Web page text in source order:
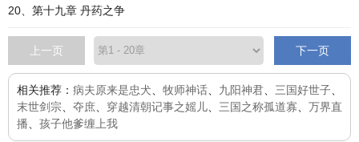
20、第十九章 丹药之争
上一页 下一页
相关推荐： 病夫原来是忠犬 牧师神话 九阳神君 三国好世子
末世剑宗
夺庶 穿越清朝记事之媱儿 三国之称孤道寡
万界直
播
孩子他爹缠上我